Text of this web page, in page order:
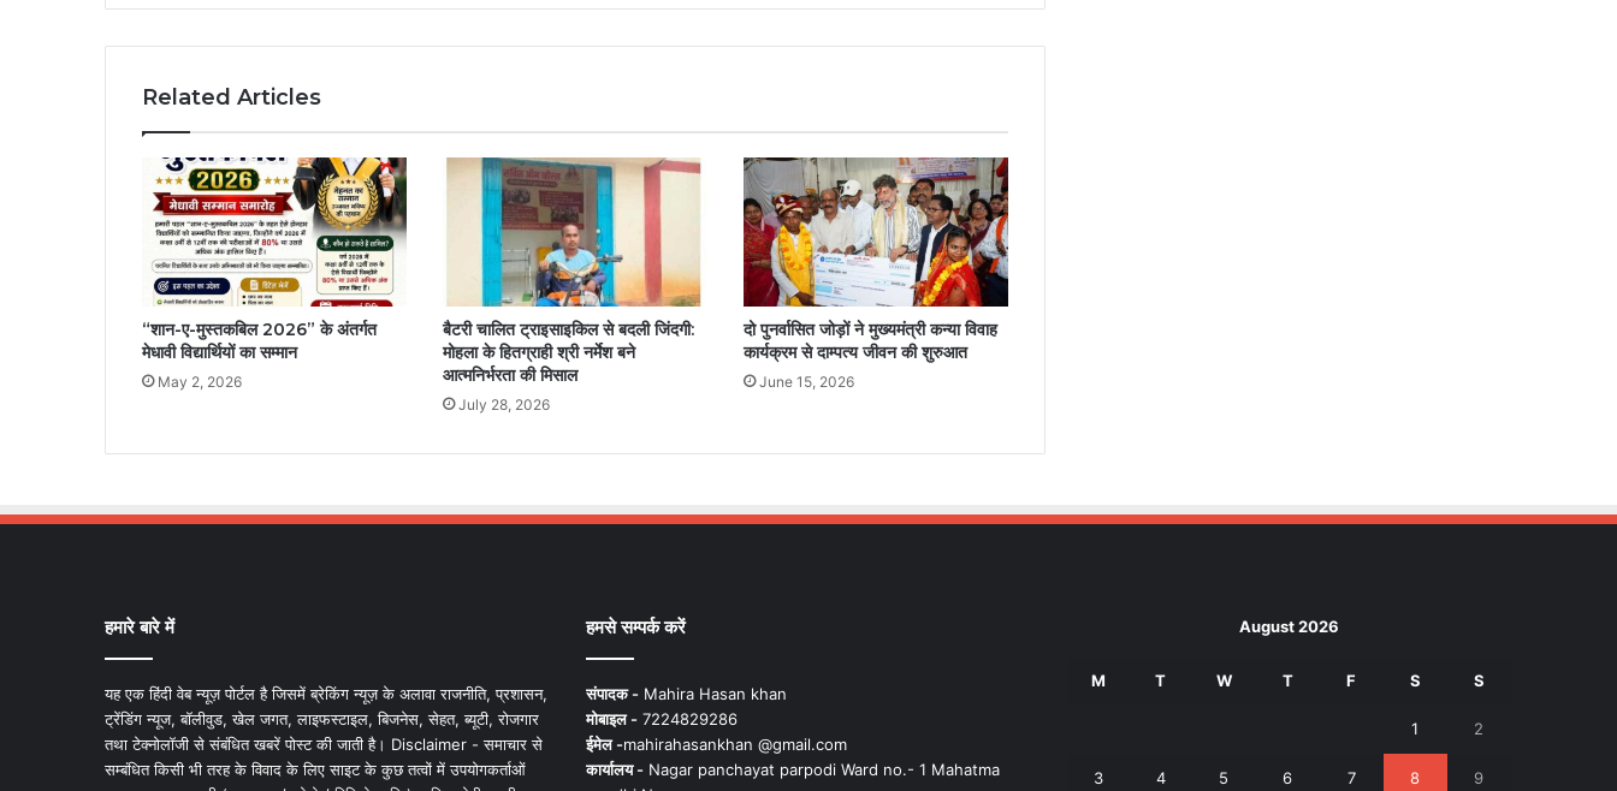
Related Articles
“शान-ए-मुस्तकबिल 2026” के अंतर्गत
मेधावी विद्यार्थियों का सम्मान
May 2, 2026
बैटरी चालित ट्राइसाइकिल से बदली जिंदगी:
मोहला के हितग्राही श्री नर्मेश बने
आत्मनिर्भरता की मिसाल
July 28, 2026
दो पुनर्वासित जोड़ों ने मुख्यमंत्री कन्या विवाह
कार्यक्रम से दाम्पत्य जीवन की शुरुआत
June 15, 2026
हमारे बारे में
यह एक हिंदी वेब न्यूज़ पोर्टल है जिसमें ब्रेकिंग न्यूज़ के अलावा राजनीति, प्रशासन,
ट्रेंडिंग न्यूज, बॉलीवुड, खेल जगत, लाइफस्टाइल, बिजनेस, सेहत, ब्यूटी, रोजगार
तथा टेक्नोलॉजी से संबंधित खबरें पोस्ट की जाती है। Disclaimer - समाचार से
सम्बंधित किसी भी तरह के विवाद के लिए साइट के कुछ तत्वों में उपयोगकर्ताओं
हमसे सम्पर्क करें
संपादक -Mahira Hasan khan
मोबाइल -7224829286
ईमेल -mahirahasankhan @gmail.com
कार्यालय -Nagar panchayat parpodi Ward no.- 1 Mahatma
August 2026
M T W T F S S
1 2
3 4 5 6 7 8 9